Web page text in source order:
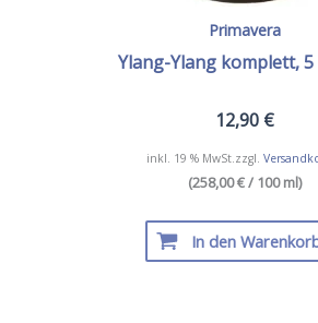
Primavera
Ylang-Ylang komplett,
12,90 €
inkl. 19 % MwSt.zzgl.
(258,00 € / 100 ml)
In den